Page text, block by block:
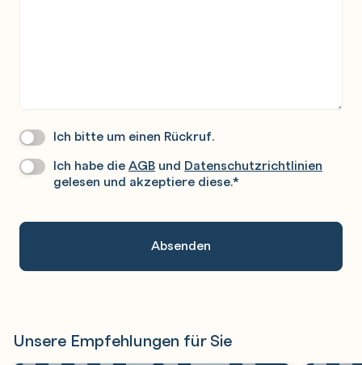
Wir
Sie
Ich bitte um einen Rückruf.
Datenschutz*
Ich habe dieAGB und Datenschutzrichtlinien
gelesen und akzeptiere diese.*
Unsere Empfehlungen für Sie